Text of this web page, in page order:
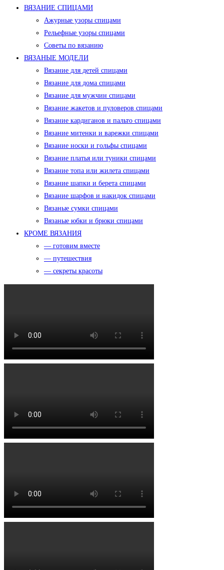
ВЯЗАНИЕ СПИЦАМИ
Ажурные узоры спицами
Рельефные узоры спицами
Советы по вязанию
ВЯЗАНЫЕ МОДЕЛИ
Вязание для детей спицами
Вязание для дома спицами
Вязание для мужчин спицами
Вязание жакетов и пуловеров спицами
Вязание кардиганов и пальто спицами
Вязание митенки и варежки спицами
Вязание носки и гольфы спицами
Вязание платья или туники спицами
Вязание топа или жилета спицами
Вязание шапки и берета спицами
Вязание шарфов и накидок спицами
Вязаные сумки спицами
Вязаные юбки и брюки спицами
КРОМЕ ВЯЗАНИЯ
— готовим вместе
— путешествия
— секреты красоты